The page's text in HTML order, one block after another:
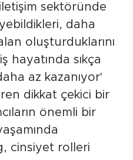
sektöründe
daha
oluşturduklarını
hayatında sıkça
az kazanıyor'
dikkat çekici bir
önemli bir
cinsiyet rolleri